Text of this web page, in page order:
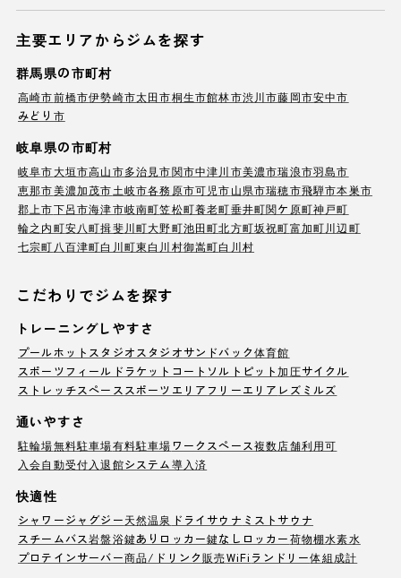
主要エリアからジムを探す
群馬県の市町村
高崎市前橋市伊勢崎市太田市桐生市館林市渋川市藤岡市安中市
みどり市
岐阜県の市町村
岐阜市大垣市高山市多治見市関市中津川市美濃市瑞浪市羽島市
恵那市美濃加茂市土岐市各務原市可児市山県市瑞穂市飛騨市本巣市
郡上市下呂市海津市岐南町笠松町養老町垂井町関ケ原町神戸町
輪之内町安八町揖斐川町大野町池田町北方町坂祝町富加町川辺町
七宗町 八百津町白川町東白川村御嵩町白川村
こだわりでジムを探す
トレーニングしやすさ
プールホットスタジオ スタジオサンドバック体育館
スポーツフィールド ラケットコート ソルトピット加圧サイクル
ストレッチスペース スポーツエリア フリーエリア レズミルズ
通いやすさ
駐輪場無料駐車場有料駐車場ワークスペース複数店舗利用可
入会自動受付 入退館システム導入済
快適性
シャワージャグジー天然温泉 ドライサウナ ミストサウナ
スチームバス岩盤浴鍵ありロッカー鍵なしロッカー荷物棚水素水
プロテインサーバー商品/ドリンク販売WiFi ランドリー体組成計